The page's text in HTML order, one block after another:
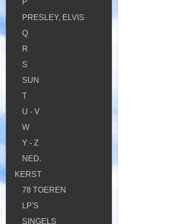
P
PRESLEY, ELVIS
Q
R
S
SUN
T
U - V
W
Y - Z
NED.
KERST
78 TOEREN
LP'S
SINGELS